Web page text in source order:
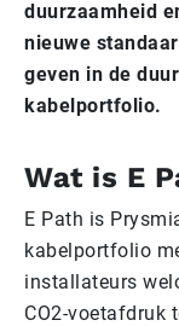
duurzaamheid
nieuwe
geven in de
kabelportfolio.
Wat is E
E Path is
kabelportfolio
installateurs
CO2-voetafdruk